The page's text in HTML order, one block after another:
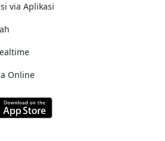
via Aplikasi
Online